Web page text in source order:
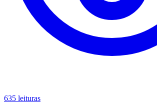
635 leituras